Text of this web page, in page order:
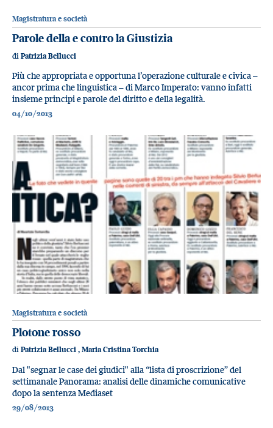
Magistratura e società
Parole della e contro la Giustizia
di Patrizia Bellucci
Più che appropriata e opportuna l’operazione culturale e civica –
ancor prima che linguistica – di Marco Imperato: vanno infatti
insieme principi e parole del diritto e della legalità.
04/10/2013
Magistratura e società
Plotone rosso
di Patrizia Bellucci , Maria Cristina Torchia
Dal "segnar le case dei giudici" alla “lista di proscrizione” del
settimanale Panorama: analisi delle dinamiche comunicative
dopo la sentenza Mediaset
29/08/2013